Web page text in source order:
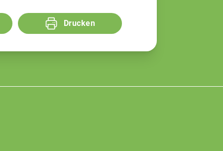
Drucken